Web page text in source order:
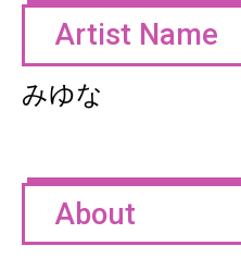
Artist Name
みゆな
About